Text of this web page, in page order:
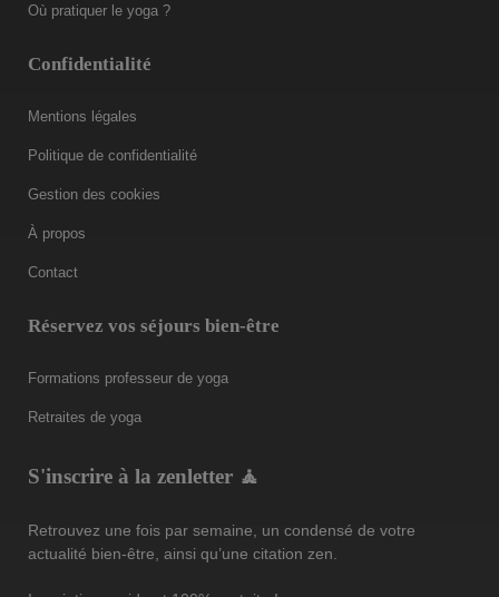
Où pratiquer le yoga ?
Confidentialité
Mentions légales
Politique de confidentialité
Gestion des cookies
À propos
Contact
Réservez vos séjours bien-être
Formations professeur de yoga
Retraites de yoga
S'inscrire à la zenletter 🧘
Retrouvez une fois par semaine, un condensé de votre
actualité bien-être, ainsi qu’une citation zen.